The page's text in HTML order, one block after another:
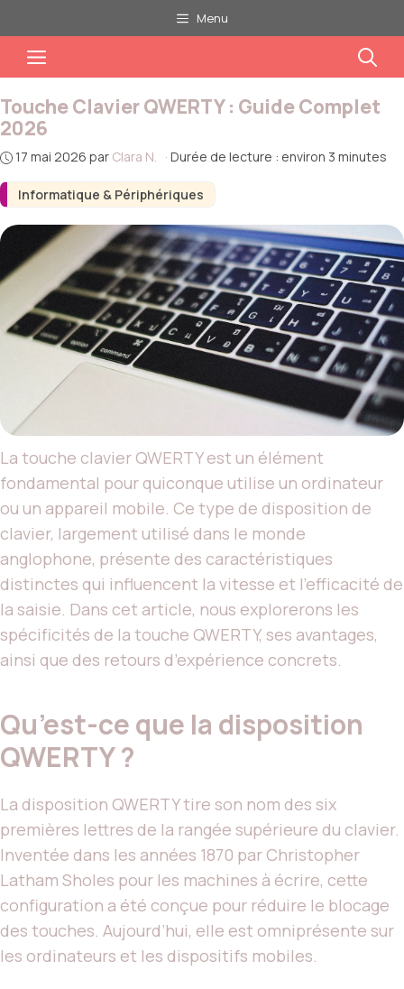
au
contenu
Menu
Menu
Informatique & Périphériques
Touche Clavier QWERTY : Guide Complet
2026
17 mai 2026 par Clara N. · Durée de lecture : environ 3 minutes
La touche clavier QWERTY est un élément
fondamental pour quiconque utilise un ordinateur
ou un appareil mobile. Ce type de disposition de
clavier, largement utilisé dans le monde
anglophone, présente des caractéristiques
distinctes qui influencent la vitesse et l’efficacité de
la saisie. Dans cet article, nous explorerons les
spécificités de la touche QWERTY, ses avantages,
ainsi que des retours d’expérience concrets.
Qu’est-ce que la disposition
QWERTY ?
La disposition QWERTY tire son nom des six
premières lettres de la rangée supérieure du clavier.
Inventée dans les années 1870 par Christopher
Latham Sholes pour les machines à écrire, cette
configuration a été conçue pour réduire le blocage
des touches. Aujourd’hui, elle est omniprésente sur
les ordinateurs et les dispositifs mobiles.